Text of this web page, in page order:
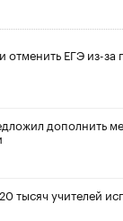
отменить ЕГЭ из-за
дополнить
тысяч учителей